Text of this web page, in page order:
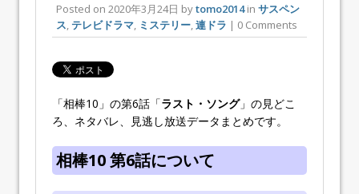
Posted on 2020年3月24日 bytomo2014in サスペン
ス テレビドラマ ミステリー 連ドラ | 0 Comments
「相棒10」の第6話「ラスト・ソング」の見どこ
ろ、ネタバレ、見逃し放送データまとめです。
相棒10 第6話について